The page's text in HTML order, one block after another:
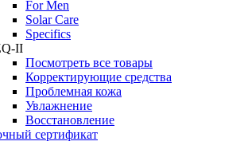
For Men
Solar Care
Specifics
II
Посмотреть все товары
Корректирующие средства
Проблемная кожа
Увлажнение
Восстановление
сертификат